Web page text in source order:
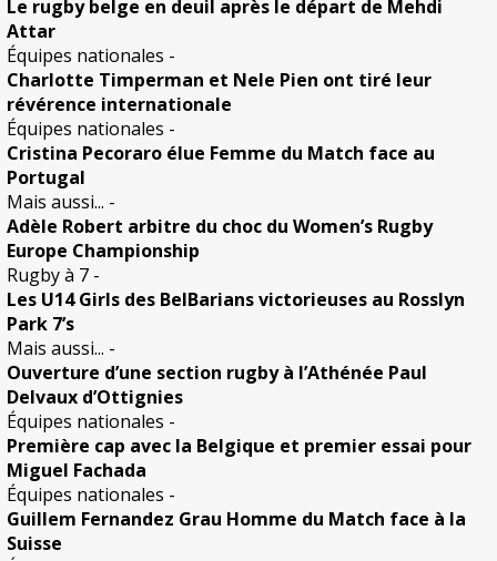
Le rugby belge en deuil après le départ de Mehdi
Attar
Équipes nationales -
Charlotte Timperman et Nele Pien ont tiré leur
révérence internationale
Équipes nationales -
Cristina Pecoraro élue Femme du Match face au
Portugal
Mais aussi... -
Adèle Robert arbitre du choc du Women’s Rugby
Europe Championship
Rugby à 7 -
Les U14 Girls des BelBarians victorieuses au Rosslyn
Park 7’s
Mais aussi... -
Ouverture d’une section rugby à l’Athénée Paul
Delvaux d’Ottignies
Équipes nationales -
Première cap avec la Belgique et premier essai pour
Miguel Fachada
Équipes nationales -
Guillem Fernandez Grau Homme du Match face à la
Suisse